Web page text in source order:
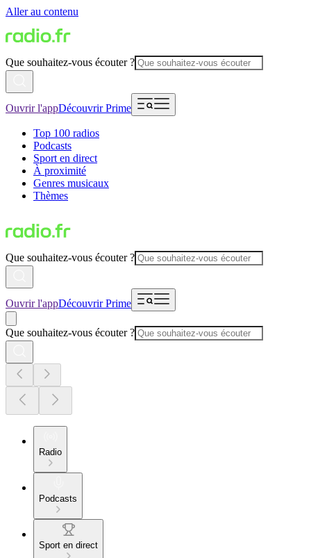
Aller au contenu
Que souhaitez-vous écouter ?
Ouvrir l'appDécouvrir Prime
Top 100 radios
Podcasts
Sport en direct
À proximité
Genres musicaux
Thèmes
Que souhaitez-vous écouter ?
Ouvrir l'appDécouvrir Prime
Que souhaitez-vous écouter ?
Radio
Podcasts
Sport en direct